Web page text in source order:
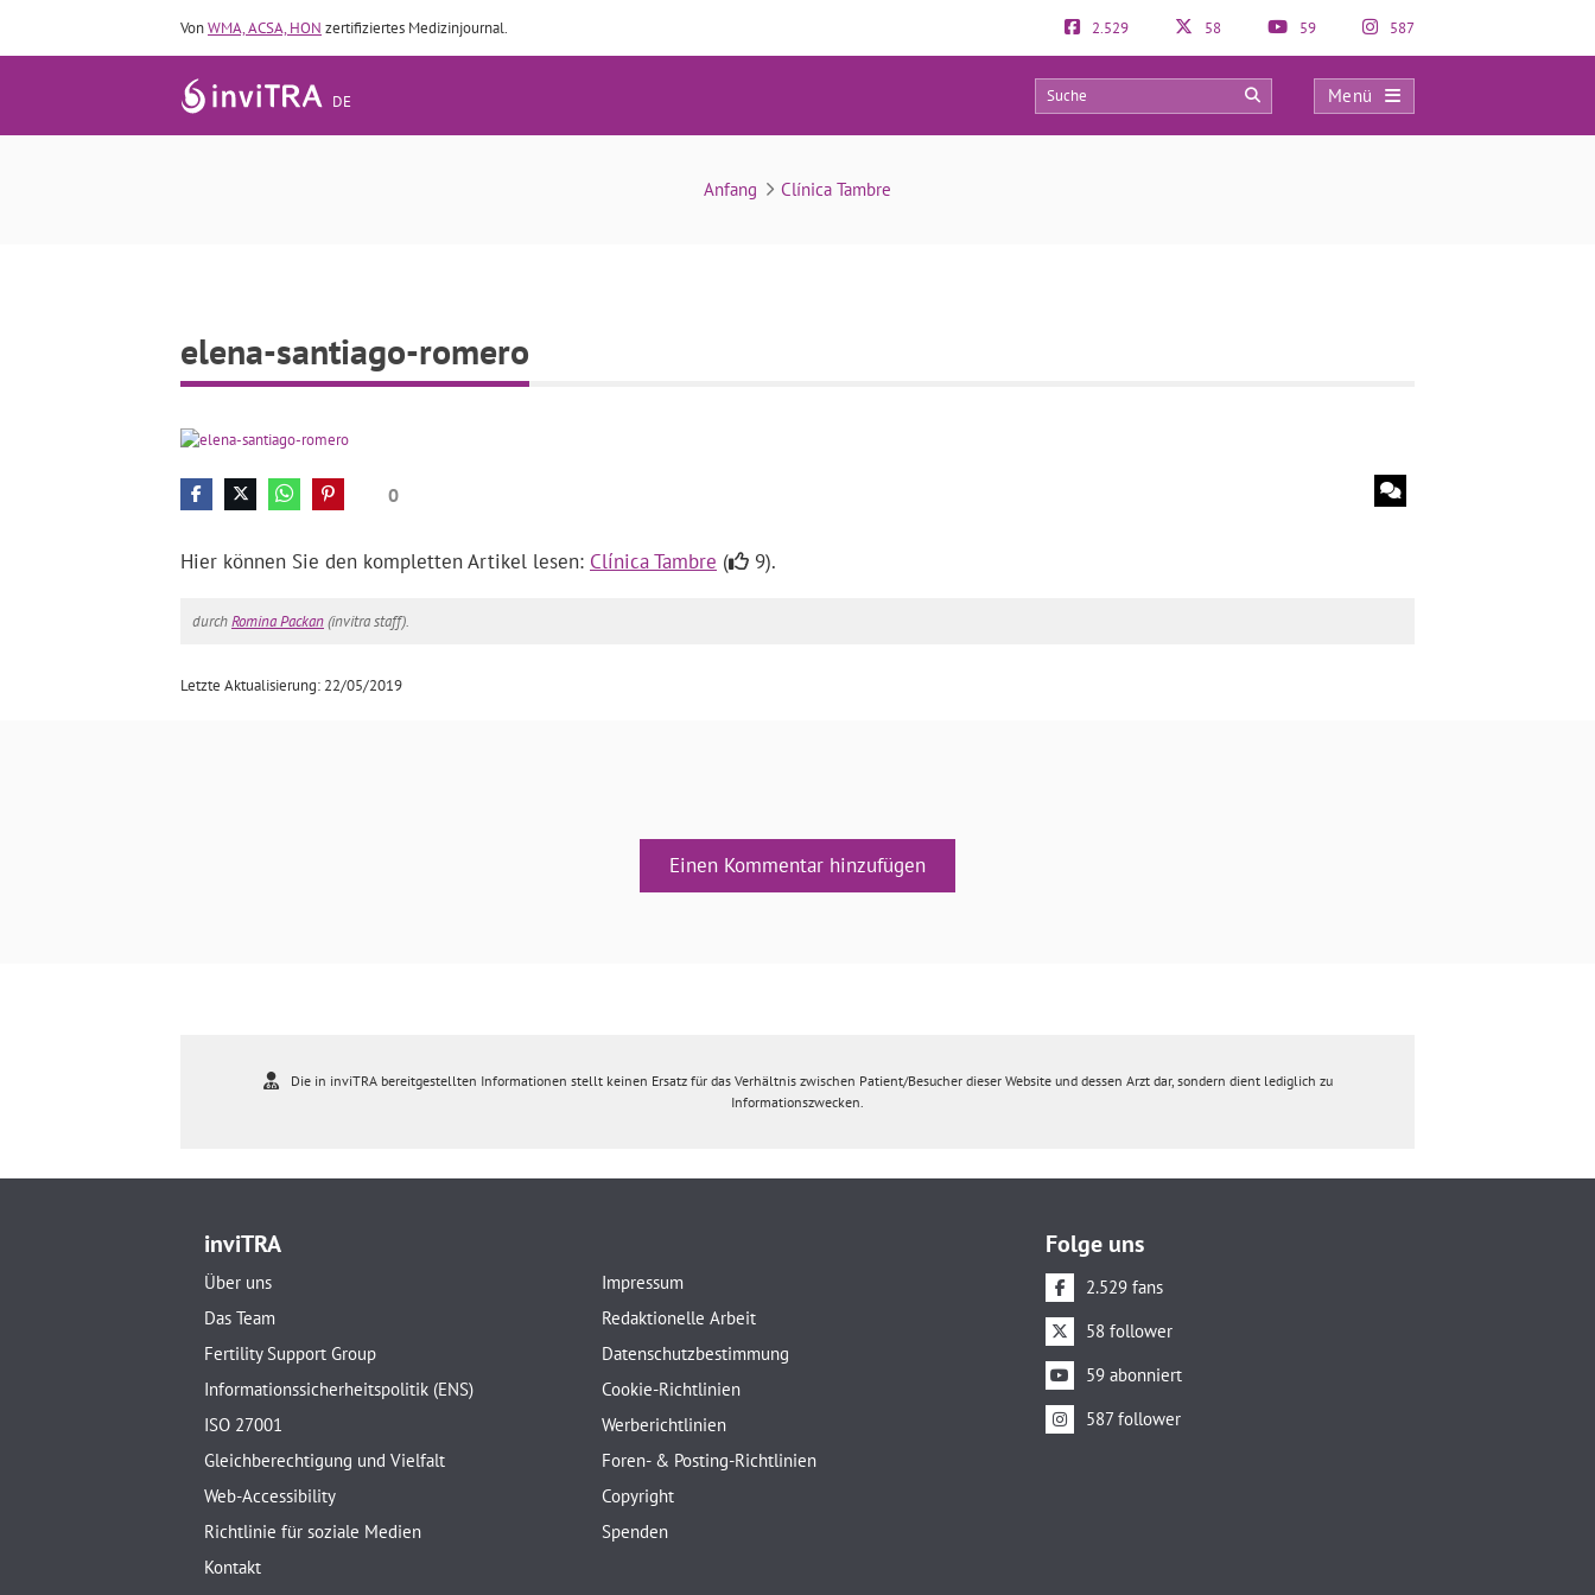
VonWMA, ACSA, HON zertifiziertes Medizinjournal. 2.529 58 59 587
DE
Menü
elena-santiago-romero
0 0
Anfang Clínica Tambre
elena-santiago-romero
0
Hier können Sie den kompletten Artikel lesen: Clínica Tambre ( 9).
durchRomina Packan(invitra staff).
Letzte Aktualisierung: 22/05/2019
Einen Kommentar hinzufügen
Die in inviTRA bereitgestellten Informationen stellt keinen Ersatz für das Verhältnis zwischen Patient/Besucher dieser Website und dessen Arzt dar, sondern dient lediglich zu
Informationszwecken.
inviTRA
Über uns
Das Team
Fertility Support Group
Informationssicherheitspolitik (ENS)
ISO 27001
Gleichberechtigung und Vielfalt
Web-Accessibility
Richtlinie für soziale Medien
Kontakt
Impressum
Redaktionelle Arbeit
Datenschutzbestimmung
Cookie-Richtlinien
Werberichtlinien
Foren- & Posting-Richtlinien
Copyright
Spenden
Folge uns
2.529 fans
58 follower
59 abonniert
587 follower